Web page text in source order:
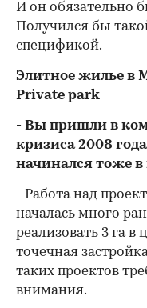
И он обязательно
Получился бы
спецификой.
Элитное жилье в
Private park
- Вы пришли в
кризиса 2008
начинался тоже в
- Работа над
началась много
реализовать 3 га
точечная
таких проектов
внимания.